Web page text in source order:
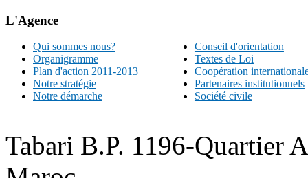
L'Agence
Qui sommes nous?
Organigramme
Plan d'action 2011-2013
Notre stratégie
Notre démarche
Conseil d'orientation
Textes de Loi
Coopération
Partenaires institutionnels
Société civile
Tabari B.P. 1196-Quartier